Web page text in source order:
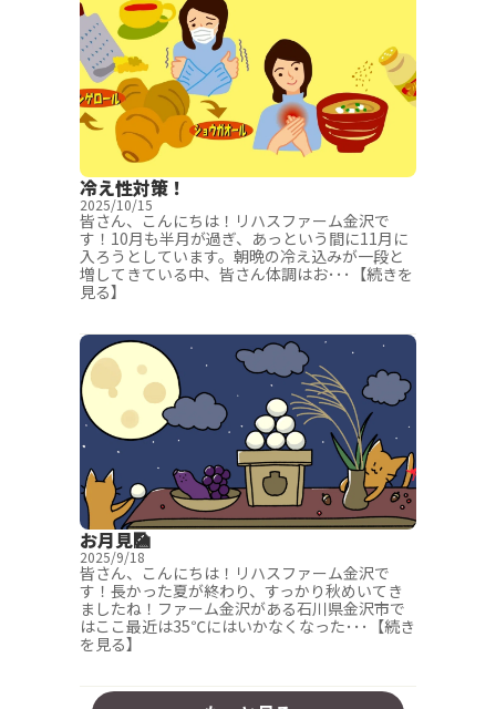
冷え性対策！
2025/10/15
皆さん、こんにちは！リハスファーム金沢で
す！10月も半月が過ぎ、あっという間に11月に
入ろうとしています。朝晩の冷え込みが一段と
増してきている中、皆さん体調はお･･･【続きを
見る】
お月見🎑
2025/9/18
皆さん、こんにちは！リハスファーム金沢で
す！長かった夏が終わり、すっかり秋めいてき
ましたね！ファーム金沢がある石川県金沢市で
はここ最近は35℃にはいかなくなった･･･【続き
を見る】